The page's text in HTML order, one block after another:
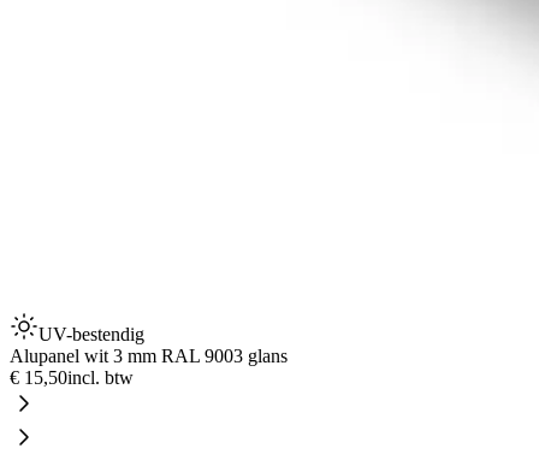
UV-bestendig
Alupanel wit 3 mm RAL 9003 glans
€ 15,50incl. btw